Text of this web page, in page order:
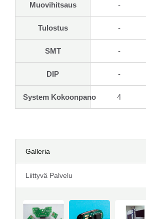
Muovihitsaus -
Tulostus -
SMT -
DIP -
System Kokoonpano 4
Galleria
Liittyvä Palvelu